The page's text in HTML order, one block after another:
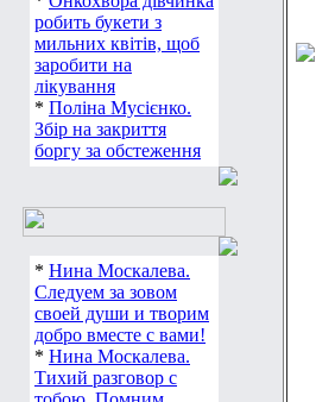
робить букети з
мильних квітів, щоб
заробити на
лікування
* Поліна Мусієнко.
Збір на закриття
боргу за обстеження
* Нина Москалева.
Следуем за зовом
своей души и творим
добро вместе с вами!
* Нина Москалева.
Тихий разговор с